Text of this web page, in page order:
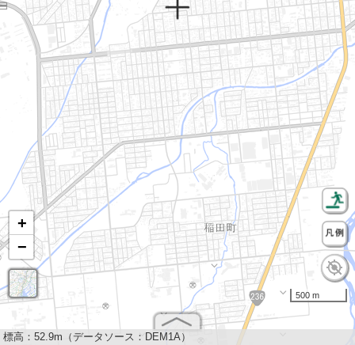
+
−
500 m
標高： 52.9m（データソース：DEM1A）